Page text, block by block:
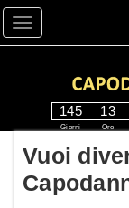
Toggle
145
Giorni
13
Ore
Vuoi